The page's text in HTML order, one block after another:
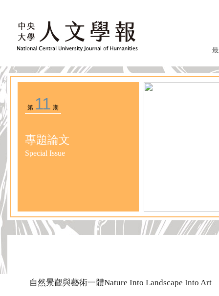
第 11期
專題論文
Special Issue
自然景觀與藝術一體Nature Into Landscape Into Art